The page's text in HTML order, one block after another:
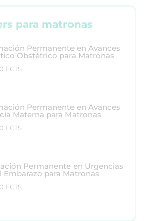
para matronas
Permanente en Avances
Obstétrico para Matronas
ECTS
Permanente en Avances
Materna para Matronas
ECTS
Permanente en Urgencias
Embarazo para Matronas
ECTS